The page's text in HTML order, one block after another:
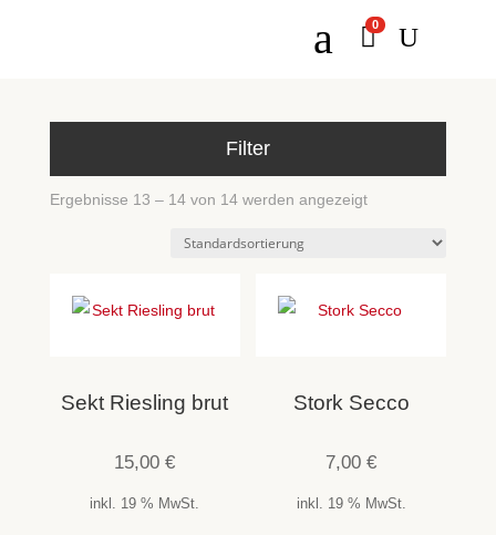
a 0 U
Filter
Ergebnisse 13 – 14 von 14 werden angezeigt
Sekt Riesling brut
15,00€
inkl. 19 % MwSt.
Stork Secco
7,00€
inkl. 19 % MwSt.